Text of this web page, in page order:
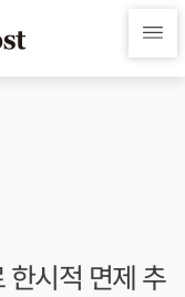
한시적 면제 추